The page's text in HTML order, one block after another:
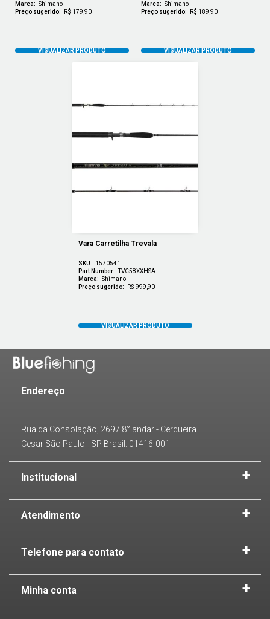
Marca: Shimano
Preço sugerido:
R$ 179,90
Marca: Shimano
Preço sugerido:
R$ 189,90
Vara Carretilha Trevala
SKU:
1570541
Part Number: TVC58XXHSA
Marca: Shimano
Preço sugerido:
R$ 999,90
Endereço
Rua da Consolação, 2697 8° andar - Cerqueira
Cesar São Paulo - SP Brasil: 01416-001
Institucional
Atendimento
Telefone para contato
Minha conta